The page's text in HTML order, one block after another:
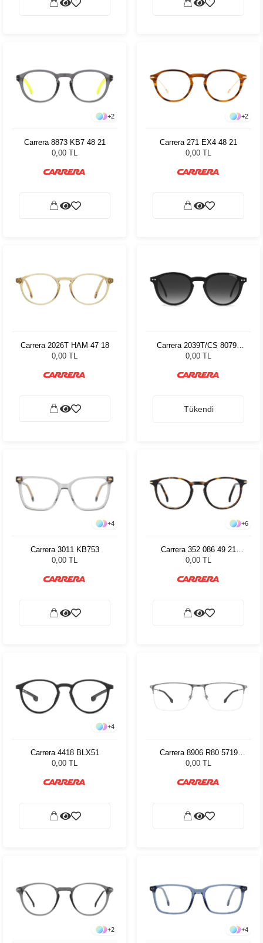
+2
Carrera 8873 KB7 48 21
0,00 TL
+2
Carrera 271 EX4 48 21
0,00 TL
Carrera 2026T HAM 47 18
0,00 TL
Carrera 2039T/CS 80799
48
0,00 TL
Tükendi
+4
Carrera 3011 KB753
0,00 TL
+6
Carrera 352 086 49 21
84001
0,00 TL
+4
Carrera 4418 BLX51
0,00 TL
Carrera 8906 R80 5719
80679
0,00 TL
+2 +4